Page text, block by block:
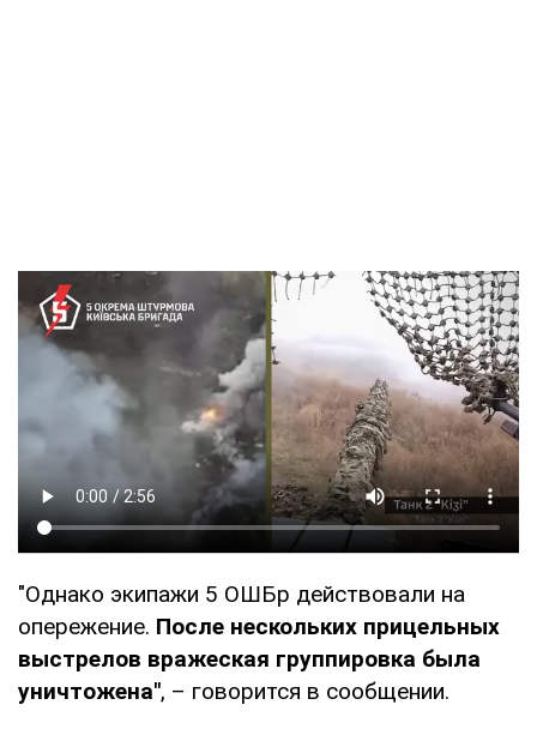
"Однако экипажи 5 ОШБр действовали на
опережение. После нескольких прицельных
выстрелов вражеская группировка была
уничтожена", – говорится в сообщении.